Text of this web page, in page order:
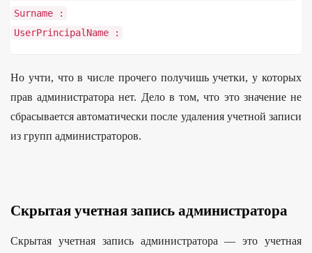
Surname
:
UserPrincipalName
:
Но учти, что в числе прочего получишь учетки, у которых
прав администратора нет. Дело в том, что это значение не
сбрасывается автоматически после удаления учетной записи
из групп администраторов.
Скрытая учетная запись администратора
Скрытая учетная запись администратора — это учетная